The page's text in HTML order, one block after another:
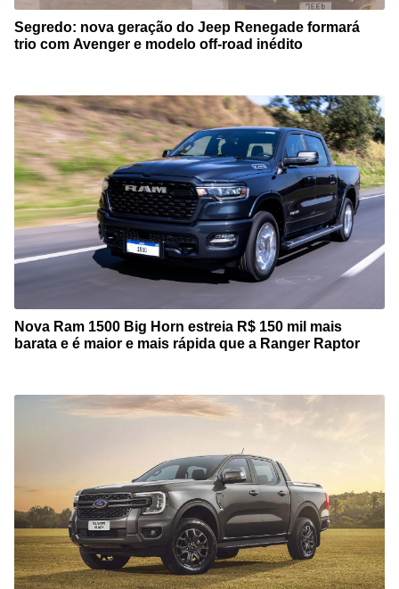
Segredo: nova geração do Jeep Renegade formará
trio com Avenger e modelo off-road inédito
Nova Ram 1500 Big Horn estreia R$ 150 mil mais
barata e é maior e mais rápida que a Ranger Raptor